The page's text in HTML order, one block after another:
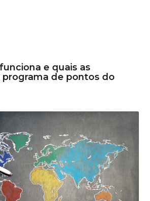
e quais as
de pontos do